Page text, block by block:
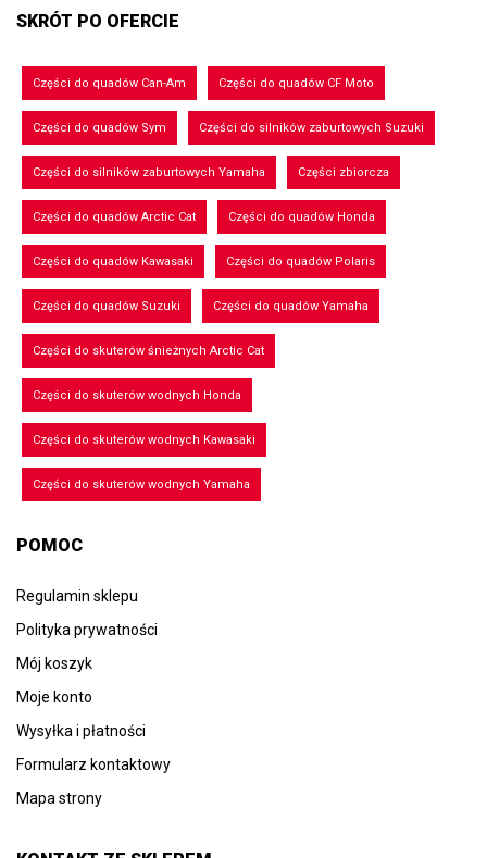
SKRÓT PO OFERCIE
Części do quadów Can-Am Części do quadów CF Moto
Części do quadów Sym Części do silników zaburtowych Suzuki
Części do silników zaburtowych Yamaha Części zbiorcza
Części do quadów Arctic Cat Części do quadów Honda
Części do quadów Kawasaki Części do quadów Polaris
Części do quadów Suzuki Części do quadów Yamaha
Części do skuterów śnieżnych Arctic Cat
Części do skuterów wodnych Honda
Części do skuterów wodnych Kawasaki
Części do skuterów wodnych Yamaha
POMOC
Regulamin sklepu
Polityka prywatności
Mój koszyk
Moje konto
Wysyłka i płatności
Formularz kontaktowy
Mapa strony